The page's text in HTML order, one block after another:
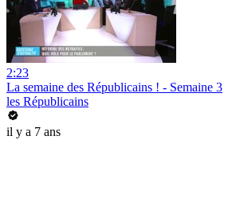
2:23
La semaine des Républicains ! - Semaine 3
les Républicains
il y a 7 ans